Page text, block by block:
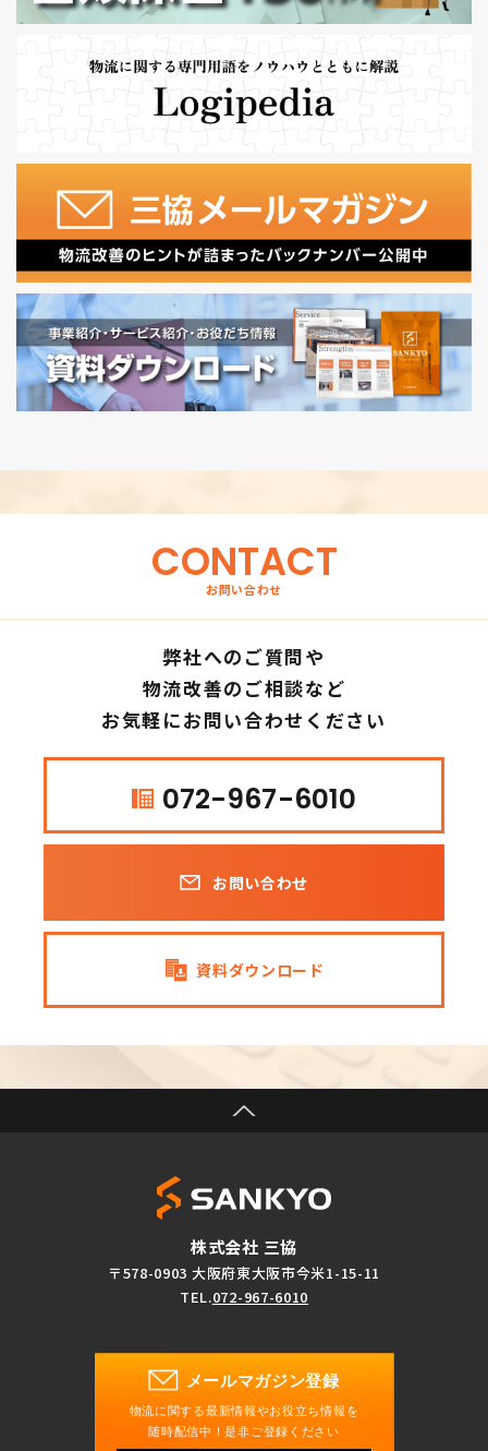
CONTACT
お問い合わせ
弊社へのご質問や
物流改善のご相談など
お気軽にお問い合わせください
072-967-6010
お問い合わせ
資料ダウンロード
株式会社 三協
〒578-0903 大阪府東大阪市今米1-15-11
TEL.072-967-6010
メールマガジン登録
物流に関する最新情報やお役立ち情報を
随時配信中！是非ご登録ください